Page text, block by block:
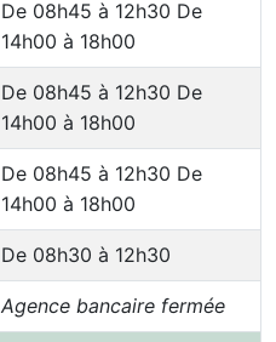
De 08h45 à 12h30 De
14h00 à 18h00
De 08h45 à 12h30 De
14h00 à 18h00
De 08h45 à 12h30 De
14h00 à 18h00
De 08h30 à 12h30
Agence bancaire fermée